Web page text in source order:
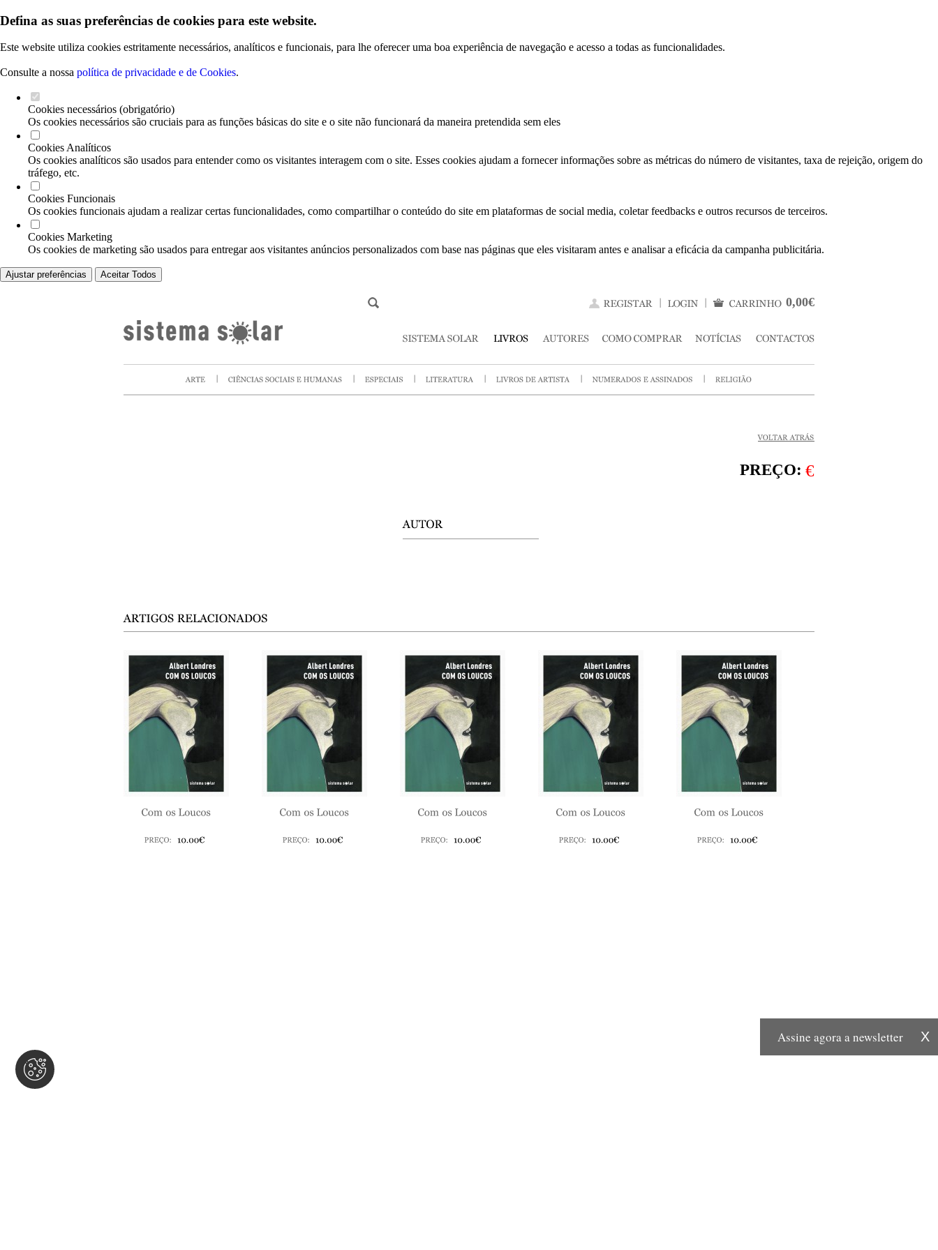
Defina as suas preferências de cookies para este website.
Este website utiliza cookies estritamente necessários, analíticos e funcionais, para lhe oferecer uma boa experiência de navegação e acesso a todas as funcionalidades.
Consulte a nossa política de privacidade e de Cookies.
Cookies necessários (obrigatório)
Os cookies necessários são cruciais para as funções básicas do site e o site não funcionará da maneira pretendida sem eles
Cookies Analíticos
Os cookies analíticos são usados para entender como os visitantes interagem com o site. Esses cookies ajudam a fornecer informações sobre as métricas do número de visitantes, taxa de rejeição, origem do
tráfego, etc.
Cookies Funcionais
Os cookies funcionais ajudam a realizar certas funcionalidades, como compartilhar o conteúdo do site em plataformas de social media, coletar feedbacks e outros recursos de terceiros.
Cookies Marketing
Os cookies de marketing são usados para entregar aos visitantes anúncios personalizados com base nas páginas que eles visitaram antes e analisar a eficácia da campanha publicitária.
Ajustar preferências Aceitar Todos
0,00€
PREÇO: €
X
Assine agora a newsletter